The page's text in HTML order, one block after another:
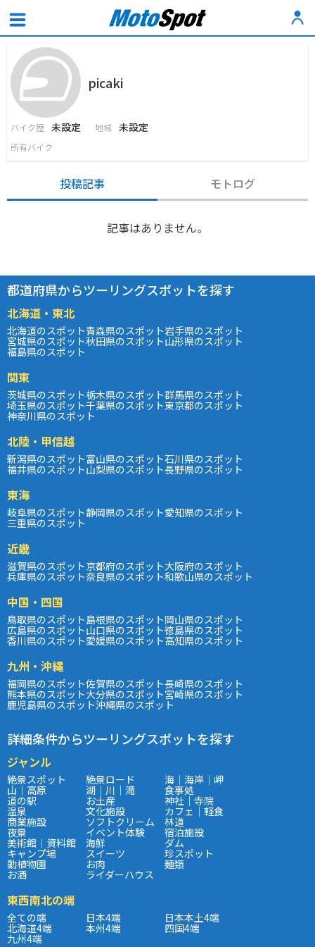
picaki
バイク歴 未設定 地域 未設定
所有バイク
投稿記事 モトログ
記事はありません。
都道府県からツーリングスポットを探す
北海道・東北
北海道のスポット青森県のスポット岩手県のスポット
宮城県のスポット秋田県のスポット山形県のスポット
福島県のスポット
関東
茨城県のスポット栃木県のスポット群馬県のスポット
埼玉県のスポット千葉県のスポット東京都のスポット
神奈川県のスポット
北陸・甲信越
新潟県のスポット富山県のスポット石川県のスポット
福井県のスポット山梨県のスポット長野県のスポット
東海
岐阜県のスポット静岡県のスポット愛知県のスポット
三重県のスポット
近畿
滋賀県のスポット京都府のスポット大阪府のスポット
兵庫県のスポット奈良県のスポット和歌山県のスポット
中国・四国
鳥取県のスポット島根県のスポット岡山県のスポット
広島県のスポット山口県のスポット徳島県のスポット
香川県のスポット愛媛県のスポット高知県のスポット
九州・沖縄
福岡県のスポット佐賀県のスポット長崎県のスポット
熊本県のスポット大分県のスポット宮崎県のスポット
鹿児島県のスポット沖縄県のスポット
詳細条件からツーリングスポットを探す
ジャンル
絶景スポット 絶景ロード 海｜海岸｜岬
山｜高原 湖｜川｜滝 食事処
道の駅 お土産 神社｜寺院
温泉 文化施設 カフェ｜軽食
商業施設 ソフトクリーム 林道
夜景 イベント体験 宿泊施設
美術館｜資料館 海鮮 ダム
キャンプ場 スイーツ 珍スポット
動植物園 お肉 麺類
お酒 ライダーハウス
東西南北の端
全ての端 日本4端 日本本土4端
北海道4端 本州4端 四国4端
九州4端